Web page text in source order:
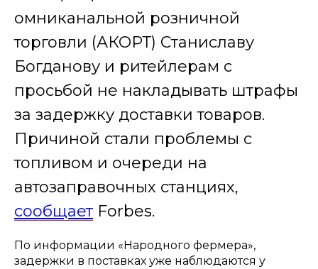
омниканальной розничной
торговли (АКОРТ) Станиславу
Богданову и ритейлерам с
просьбой не накладывать штрафы
за задержку доставки товаров.
Причиной стали проблемы с
топливом и очереди на
автозаправочных станциях,
сообщает Forbes.
По информации «Народного фермера»,
задержки в поставках уже наблюдаются у